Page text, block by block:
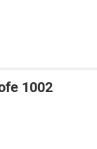
1002